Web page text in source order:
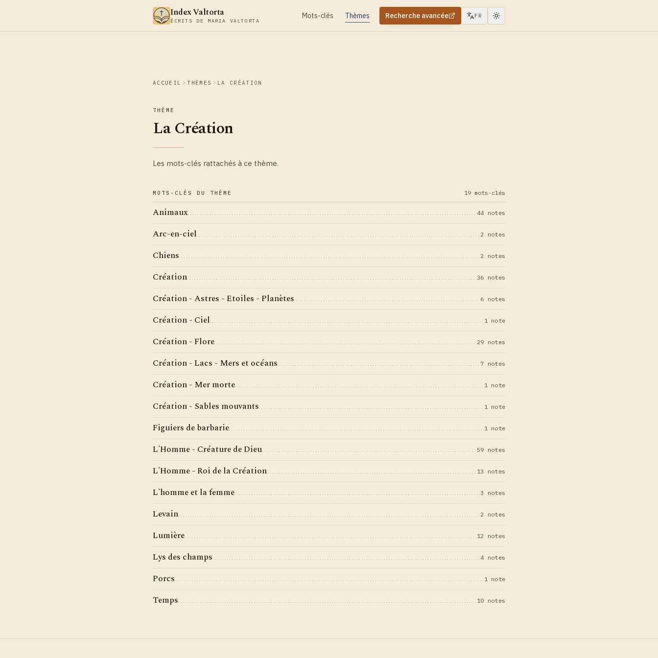
Index Valtorta
ÉCRITS DE MARIA VALTORTA
Mots-clés Thèmes Recherche avancée FR
ACCUEIL THÈMES LA CRÉATION
THÈME
La Création
Les mots-clés rattachés à ce thème.
MOTS-CLÉS DU THÈME 19 mots-clés
Animaux 44 notes
Arc-en-ciel 2 notes
Chiens 2 notes
Création 36 notes
Création - Astres - Etoiles - Planètes 6 notes
Création - Ciel 1 note
Création - Flore 29 notes
Création - Lacs - Mers et océans 7 notes
Création - Mer morte 1 note
Création - Sables mouvants 1 note
Figuiers de barbarie 1 note
L'Homme - Créature de Dieu 59 notes
L'Homme - Roi de la Création 13 notes
L'homme et la femme 3 notes
Levain 2 notes
Lumière 12 notes
Lys des champs 4 notes
Porcs 1 note
Temps 10 notes